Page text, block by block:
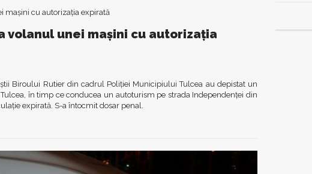
volanul unei mașini cu autorizația
Biroului Rutier din cadrul Poliției Municipiului Tulcea au depistat un
în timp ce conducea un autoturism pe strada Independenței din
expirată. S-a întocmit dosar penal.